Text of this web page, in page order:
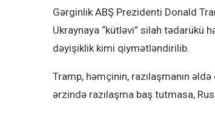
Gərginlik ABŞ Prezidenti Donald
Ukraynaya “kütləvi” silah tədarükü
dəyişiklik kimi qiymətləndirilib.
Tramp, həmçinin, razılaşmanın
ərzində razılaşma baş tutmasa,